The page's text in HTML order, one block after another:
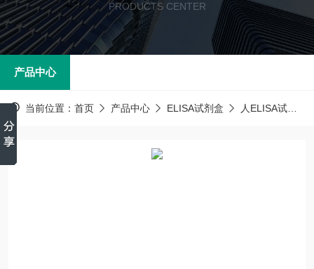
PRODUCTS CENTER
产品中心
当前位置： 首页 产品中心 ELISA试剂盒 人ELISA试剂盒